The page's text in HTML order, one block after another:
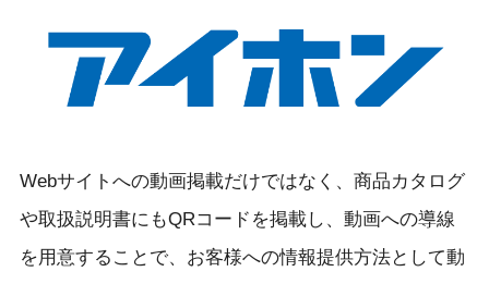
Webサイトへの動画掲載だけではなく、商品カタログ
や取扱説明書にもQRコードを掲載し、動画への導線
を用意することで、お客様への情報提供方法として動